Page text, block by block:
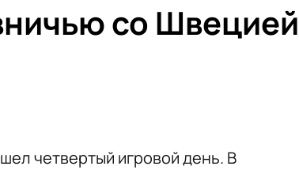
со Швецией
четвертый игровой день. В